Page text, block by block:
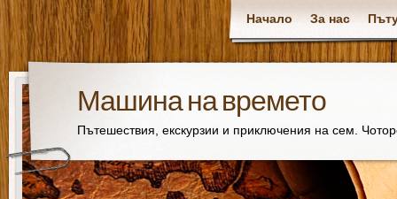
Начало За нас
Машина на времето
Пътешествия, екскурзии и приключения на сем.